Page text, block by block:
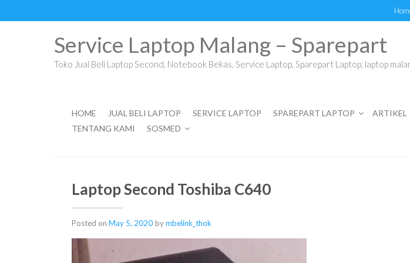
Service Laptop Malang – Sparepart
Toko Jual Beli Laptop Second, Notebook Bekas, Service Laptop, Sparepart Laptop, laptop
HOME JUAL BELI LAPTOP SERVICE LAPTOP SPAREPART LAPTOP
ARTIKEL
TENTANG KAMI
SOSMED
Laptop Second Toshiba C640
Posted on May 5, 2020 bymbelink_thok